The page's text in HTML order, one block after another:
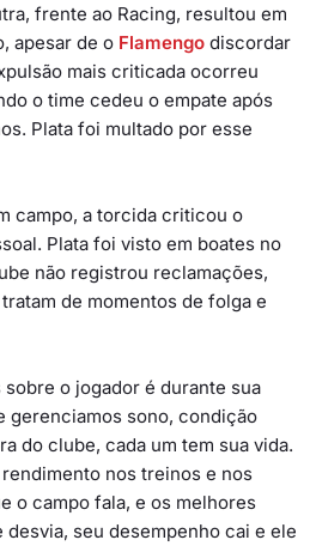
frente ao Racing, resultou em
apesar de o Flamengo discordar
mais criticada ocorreu
o time cedeu o empate após
Plata foi multado por esse
campo, a torcida criticou o
Plata foi visto em boates no
não registrou reclamações,
de momentos de folga e
o jogador é durante sua
gerenciamos sono, condição
do clube, cada um tem sua vida.
nos treinos e nos
o campo fala, e os melhores
desvia, seu desempenho cai e ele